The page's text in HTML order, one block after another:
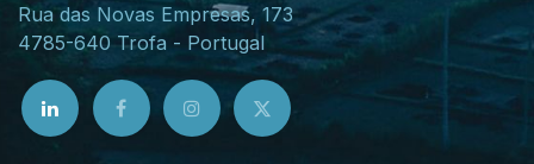
Rua das Novas Empresas, 173
4785-640 Trofa - Portugal